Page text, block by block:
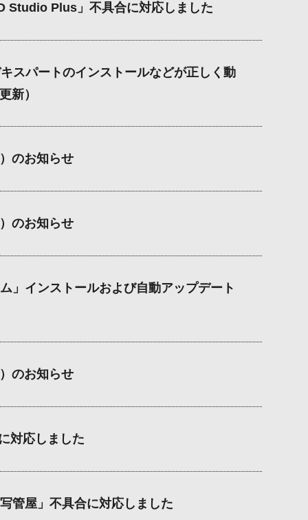
Studio Plus」不具合に対応しました
スパートのインストールなどが正しく動
新）
のお知らせ
のお知らせ
」インストールおよび自動アップデート
のお知らせ
対応しました
管屋」不具合に対応しました